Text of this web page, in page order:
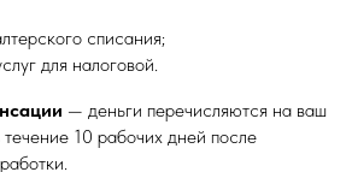
списания;
для налоговой.
— деньги перечисляются на ваш
10 рабочих дней после